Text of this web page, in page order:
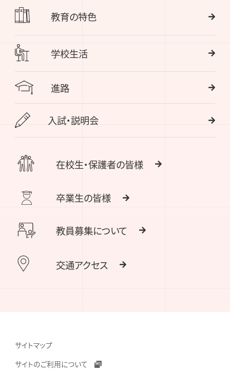
教育の特色
学校生活
進路
入試・説明会
在校生・保護者の皆様
卒業生の皆様
教員募集について
交通アクセス
サイトマップ
サイトのご利用について